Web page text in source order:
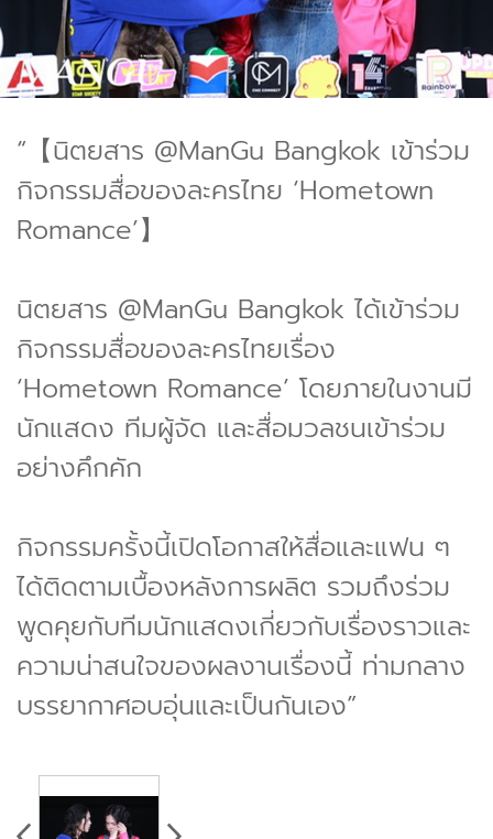
“【นิตยสาร @ManGu Bangkok เข้าร่วม
กิจกรรมสื่อของละครไทย ‘Hometown
Romance’】
นิตยสาร @ManGu Bangkok ได้เข้าร่วม
กิจกรรมสื่อของละครไทยเรื่อง
‘Hometown Romance’ โดยภายในงานมี
นักแสดง ทีมผู้จัด และสื่อมวลชนเข้าร่วม
อย่างคึกคัก
กิจกรรมครั้งนี้เปิดโอกาสให้สื่อและแฟน ๆ
ได้ติดตามเบื้องหลังการผลิต รวมถึงร่วม
พูดคุยกับทีมนักแสดงเกี่ยวกับเรื่องราวและ
ความน่าสนใจของผลงานเรื่องนี้ ท่ามกลาง
บรรยากาศอบอุ่นและเป็นกันเอง”